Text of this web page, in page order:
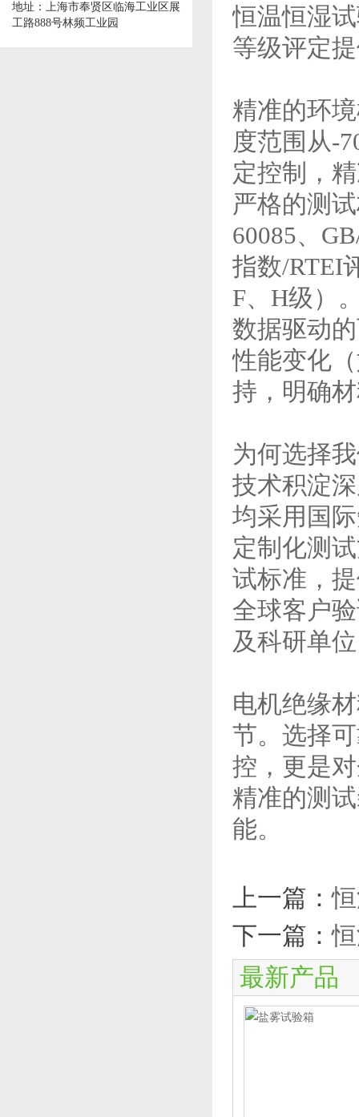
地址：上海市奉贤区临海工业区展
工路888号林频工业园
恒温恒湿
等级评定
精准的环
度范围从-
定控制，
严格的测
60085、
指数/RTEI
F、H级）
数据驱动
性能变化
持，明确
为何选择
技术积淀
均采用国
定制化测
试标准，
全球客户
及科研单
电机绝缘
节。选择
控，更是
精准的测
能。
上一篇：
下一篇：
最新产品